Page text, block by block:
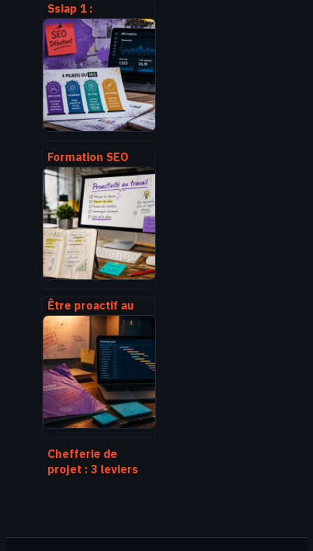
Ssiap 1 :
formation,
missions,
débouchés et
conseils pour
réussir
Formation SEO
débutant : 4 piliers
pour transformer
votre site en levier
de croissance
Être proactif au
travail : 5 piliers
pour anticiper les
crises et booster
votre carrière
Chefferie de
projet : 3 leviers